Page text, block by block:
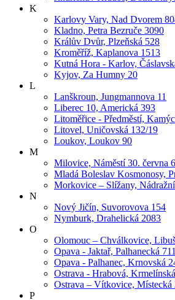
K
Karlovy Vary, Nad Dvorem
Kladno, Petra Bezruče 3090
Králův Dvůr, Plzeňská 528
Kroměříž, Kaplanova 1513
Kutná Hora - Karlov,
Kyjov, Za Humny 20
L
Lanškroun, Jungmannova 11
Liberec 10, Americká 393
Litoměřice - Předměstí,
Litovel, Uničovská 132/19
Loukov, Loukov 90
M
Milovice, Náměstí 30. června
Mladá Boleslav Kosmonosy,
Morkovice – Slížany,
N
Nový Jičín, Suvorovova 154
Nymburk, Drahelická 2083
O
Olomouc – Chválkovice,
Opava - Jaktař, Palhanecká
Opava - Palhanec, Krnovská
Ostrava - Hrabová,
Ostrava – Vítkovice, Místecká
P